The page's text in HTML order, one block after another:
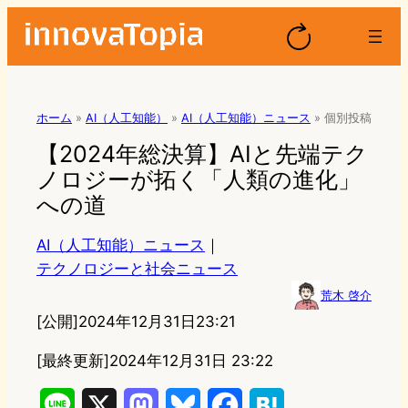
ホーム » AI（人工知能） » AI（人工知能）ニュース » 個別投稿
【2024年総決算】AIと先端テク
ノロジーが拓く「人類の進化」
への道
AI（人工知能）ニュース ｜
テクノロジーと社会ニュース
荒木 啓介
[公開]2024年12月31日23:21
[最終更新]2024年12月31日 23:22